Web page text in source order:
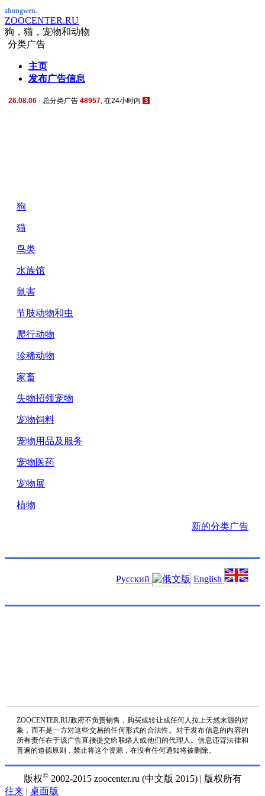
zhongwen.
ZOOCENTER.RU
狗，猫，宠物和动物
分类广告
主页
发布广告信息
26.08.06 - 总分类广告 48957, 在24小时内 3
狗
猫
鸟类
水族馆
鼠害
节肢动物和虫
爬行动物
珍稀动物
家畜
失物招领宠物
宠物饲料
宠物用品及服务
宠物医药
宠物展
植物
新的分类广告
Русский English
ZOOCENTER.RU政府不负责销售，购买或转让或任何人拉上天然来源的对
象，而不是一方对这些交易的任何形式的合法性。对于发布信息的内容的
所有责任在于该广告直接提交给联络人或他们的代理人。信息违背法律和
普遍的道德原则，禁止将这个资源，在没有任何通知将被删除。
版权©2002-2015 zoocenter.ru (中文版 2015) | 版权所有
往来 | 桌面版